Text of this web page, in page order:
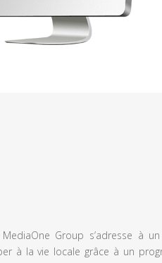
Group s’adresse à
à la vie locale grâce à un